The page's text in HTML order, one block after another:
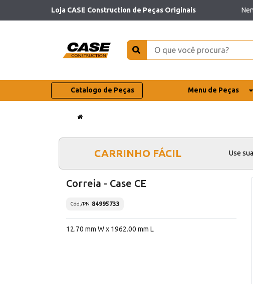
Loja CASE Construction de Peças Originais
Catalogo de Peças Menu de Peças
CARRINHO FÁCIL Use
Correia - Case CE
Cód./PN 84995733
12.70 mm W x 1962.00 mm L